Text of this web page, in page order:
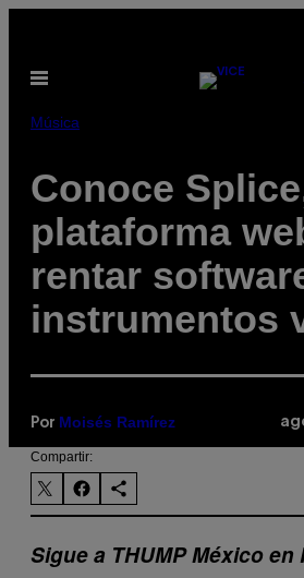
contenido
Abrir
Música
Conoce
plataforma
rentar
instrumentos
Por Moisés Ramírez
Compartir:
Sigue a THUMP México